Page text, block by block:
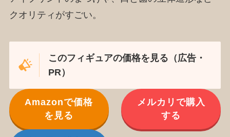
クオリティがすごい。
このフィギュアの価格を見る（広告・
PR）
Amazonで価格
を見る
メルカリで購入
する